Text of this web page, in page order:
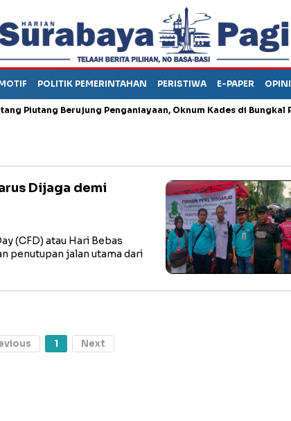
POLITIK PEMERINTAHAN PERISTIWA E-PAPER OPINI
Berujung Penganiayaan, Oknum Kades di Bungkal
Dijaga demi
(CFD) atau Hari Bebas
penutupan jalan utama dari
1 Next